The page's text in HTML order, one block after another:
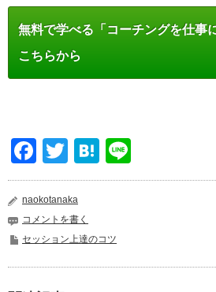
無料で学べる「コーチングを仕事
こちらから
Facebook
TwitterHatena
naokotanaka
コメントを書く
セッション上達のコツ